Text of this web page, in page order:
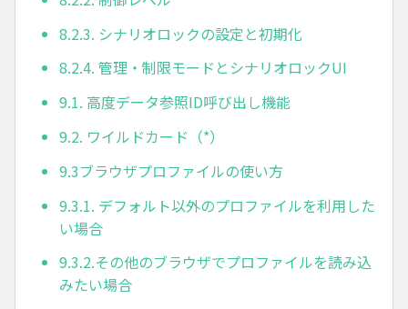
8.2.3. シナリオロックの設定と初期化
8.2.4. 管理・制限モードとシナリオロックUI
9.1. 高度データ参照ID呼び出し機能
9.2. ワイルドカード（*）
9.3ブラウザプロファイルの使い方
9.3.1. デフォルト以外のプロファイルを利用した
い場合
9.3.2.その他のブラウザでプロファイルを読み込
みたい場合